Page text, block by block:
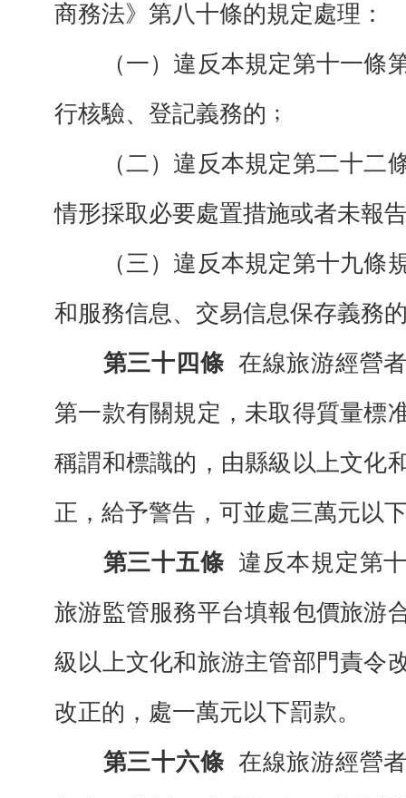
商務法》第八十條的規定處理：
（一）違反本規定第十一條
行核驗、登記義務的﹔
（二）違反本規定第二十二
情形採取必要處置措施或者未報
（三）違反本規定第十九條
和服務信息、交易信息保存義務
第三十四條 在線旅游經營
第一款有關規定，未取得質量標
稱謂和標識的，由縣級以上文化
正，給予警告，可並處三萬元以
第三十五條 違反本規定第
旅游監管服務平台填報包價旅游
級以上文化和旅游主管部門責令
改正的，處一萬元以下罰款。
第三十六條 在線旅游經營